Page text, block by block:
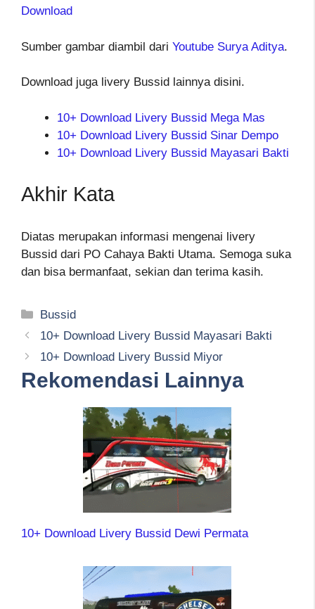
Download
Sumber gambar diambil dari Youtube Surya Aditya.
Download juga livery Bussid lainnya disini.
10+ Download Livery Bussid Mega Mas
10+ Download Livery Bussid Sinar Dempo
10+ Download Livery Bussid Mayasari Bakti
Akhir Kata
Diatas merupakan informasi mengenai livery
Bussid dari PO Cahaya Bakti Utama. Semoga suka
dan bisa bermanfaat, sekian dan terima kasih.
Kategori
Bussid
10+ Download Livery Bussid Mayasari Bakti
10+ Download Livery Bussid Miyor
Rekomendasi Lainnya
10+ Download Livery Bussid Dewi Permata